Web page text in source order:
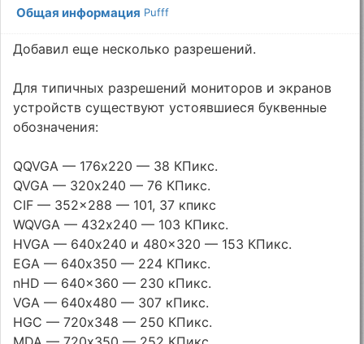
Общая информация Pufff
Добавил еще несколько разрешений.
Для типичных разрешений мониторов и экранов
устройств существуют устоявшиеся буквенные
обозначения:
QQVGA — 176х220 — 38 КПикс.
QVGA — 320х240 — 76 КПикс.
CIF — 352×288 — 101, 37 кпикс
WQVGA — 432х240 — 103 КПикс.
HVGA — 640х240 и 480×320 — 153 КПикс.
EGA — 640х350 — 224 КПикс.
nHD — 640×360 — 230 кПикс.
VGA — 640х480 — 307 кПикс.
HGC — 720х348 — 250 КПикс.